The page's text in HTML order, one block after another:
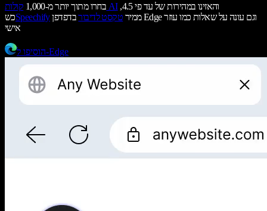
בחרו מתוך יותר מ-1,000 קולות AIוהאזינו במהירות של עד פי 4.5,
כשSpeechify ממיר טקסט לדיבורבדפדפן Edge וגם עונה על שאלות כמו עוזר
אישי
הוסיפו ל-Edge